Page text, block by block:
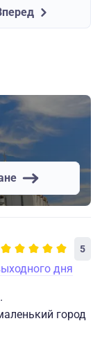
5
дня
город